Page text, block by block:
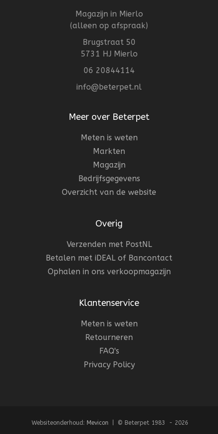
Magazijn in Mierlo
(alleen op afspraak)
Brugstraat 50
5731 HJ Mierlo
06 20844114
info@beterpet.nl
Meer over Beterpet
Meten is weten
Markten
Magazijn
Bedrijfsgegevens
Overzicht van de website
Overig
Verzenden met PostNL
Betalen met iDEAL of Bancontact
Ophalen in ons verkoopmagazijn
Klantenservice
Meten is weten
Retourneren
FAQ's
Privacy Policy
Websiteonderhoud: Mevicon | © Beterpet 1983 - 2026